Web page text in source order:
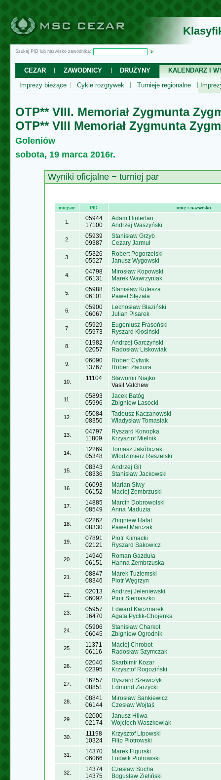
Szukaj PID lub nazwisko zawodnika:
CEZAR ZAWODNICY DRUŻYNY
KALENDARZ I
Imprezy bieżące
Cykle rozgrywek Turnieje regionalne
OTP** VIII. Memoriał Zygmunta
OTP** VIII Memoriał Zygmunta
Goleniów
sobota, 19 marca 2016r.
Wyniki oficjalne − turniej par
miejsce PID imię i nazwisko
1.
05944
17100
Adam Hintertan
Andrzej Waszyński
2.
05939
09387
Stanisław Grzyb
Cezary Jarmuł
3.
05326
05527
Robert Pogorzelski
Janusz Wygowski
4.
04798
06131
Mirosław Kopowski
Marek Wawrzyniak
5.
05988
06101
Stanisław Kulesza
Paweł Stężała
6.
05900
06067
Lechosław Błaziński
Julian Pisarek
7.
05929
05973
Eugeniusz Frasoński
Ryszard Kłosiński
8.
01982
02057
Andrzej Garczyński
Radosław Liskowiak
9.
06090
13767
Robert Cylwik
Robert Zaciura
10. 11104
Sławomir Niajko
Vasil Valchew
11.
05893
05996
Jacek Batóg
Zbigniew Lasocki
12.
05084
08350
Tadeusz Kaczanowski
Władysław Tomasiak
13.
04797
11809
Ryszard Konopka
Krzysztof Mielnik
14.
12269
05348
Tomasz Jakóbczak
Włodzimierz Reszelski
15.
08343
08336
Andrzej Gil
Stanisław Jackowski
16.
06093
06152
Marian Siwy
Maciej Zembrzuski
17.
14885
08549
Marcin Dobrowolski
Anna Maduzia
18.
02262
08330
Zbigniew Halat
Paweł Marczak
19.
07891
02121
Piotr Klimacki
Ryszard Sakowicz
20.
14940
06151
Roman Gazduła
Hanna Zembrzuska
21.
08847
08346
Marek Tuziemski
Piotr Węgrzyn
22.
02013
06092
Andrzej Jeleniewski
Piotr Siemaszko
23.
05957
16470
Edward Kaczmarek
Agata Pyclik-Chojenka
24.
05906
06045
Stanisław Charkot
Zbigniew Ogrodnik
25.
11371
06116
Maciej Chrobot
Radosław Szymczak
26.
02040
02395
Skarbimir Kozar
Krzysztof Rogoziński
27.
16257
08851
Ryszard Szewczyk
Edmund Zarzycki
28.
08841
06144
Mirosław Sankiewicz
Czesław Wojtaś
29.
02000
02174
Janusz Hliwa
Wojciech Waszkowiak
30.
11198
10324
Krzysztof Lipowski
Filip Piotrowski
31.
14370
06066
Marek Figurski
Ludwik Piotrowski
32.
14374
14375
Czesław Socha
Bogusław Zieliński